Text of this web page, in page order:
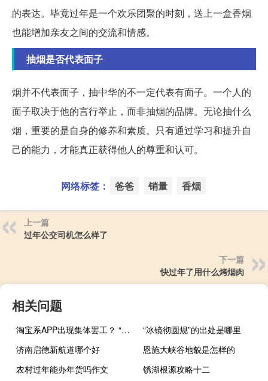
的表达。毕竟过年是一个欢乐团聚的时刻，送上一盒香烟
也能增加亲友之间的交流和情感。
抽烟是否代表面子
烟并不代表面子，抽中华的不一定代表有面子。一个人的
面子取决于他的言行举止，而非抽烟的品牌。无论抽什么
烟，重要的是自身的修养和素质。只有通过学习和提升自
己的能力，才能真正获得他人的尊重和认可。
网络标签： 爸爸 销量 香烟
上一篇
过年公交司机怎么样了
下一篇
快过年了用什么烤烟肉
相关问题
淘宝系APP出现集体罢工？ “淘宝又崩了”、“闲鱼崩了”等登上热搜
“冰镜彻圆规”的出处是哪里
济南启德新航道哪个好
恩施大峡谷地貌是怎样的
农村过年能办年货吗作文
锈湖根源攻略十二